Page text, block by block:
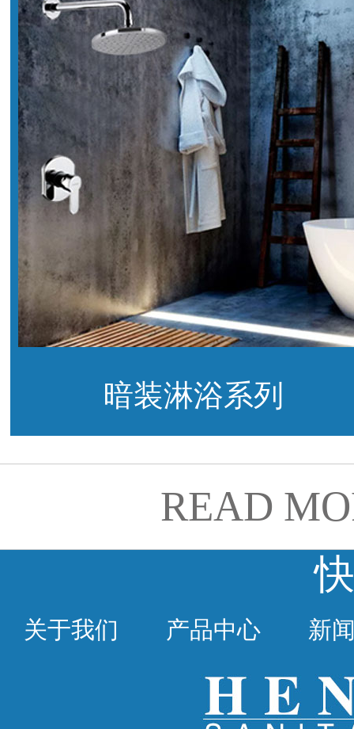
暗装淋浴系列
READ
关于我们 产品中心 新